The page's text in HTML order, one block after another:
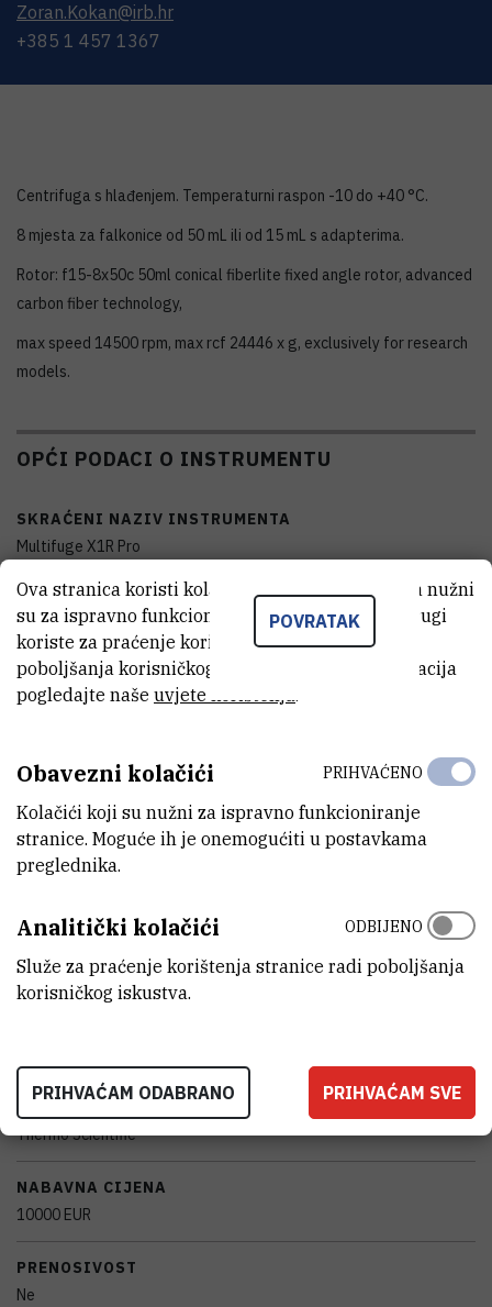
Zoran.Kokan@irb.hr
+385 1 457 1367
Centrifuga s hlađenjem. Temperaturni raspon -10 do +40 °C.
8 mjesta za falkonice od 50 mL ili od 15 mL s adapterima.
Rotor: f15-8x50c 50ml conical fiberlite fixed angle rotor, advanced
carbon fiber technology,
max speed 14500 rpm, max rcf 24446 x g, exclusively for research
models.
OPĆI PODACI O INSTRUMENTU
SKRAĆENI NAZIV INSTRUMENTA
Multifuge X1R Pro
KATEGORIJA
sitna, odnosno mala (<55.000 EUR)
DATUM NABAVE
02.09.2024
TIJELO KOJE JE FINANCIRALO NABAVKU OPREME
Hrvatska zaklada za znanost
VANJSKI LINK ZA KAPITALNU OPREMU
Vidi na croris.hr
KARAKTERISTIKE
Thermo Scientific
NABAVNA CIJENA
10000 EUR
PRENOSIVOST
Ne
POVRATAK
Ova stranica koristi kolačiće. Neki od tih kolačića nužni
su za ispravno funkcioniranje stranice, dok se drugi
koriste za praćenje korištenja stranice radi
poboljšanja korisničkog iskustva. Za više informacija
pogledajte naše uvjete korištenja.
Obavezni kolačići
Kolačići koji su nužni za ispravno funkcioniranje
stranice. Moguće ih je onemogućiti u postavkama
preglednika.
PRIHVAĆENO
Analitički kolačići
Služe za praćenje korištenja stranice radi poboljšanja
korisničkog iskustva.
ODBIJENO
PRIHVAĆAM ODABRANO PRIHVAĆAM SVE